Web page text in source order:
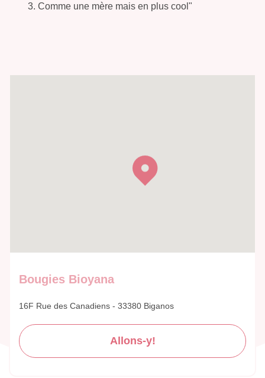
3. Comme une mère mais en plus cool"
Bougies Bioyana
16F Rue des Canadiens - 33380 Biganos
Allons-y!